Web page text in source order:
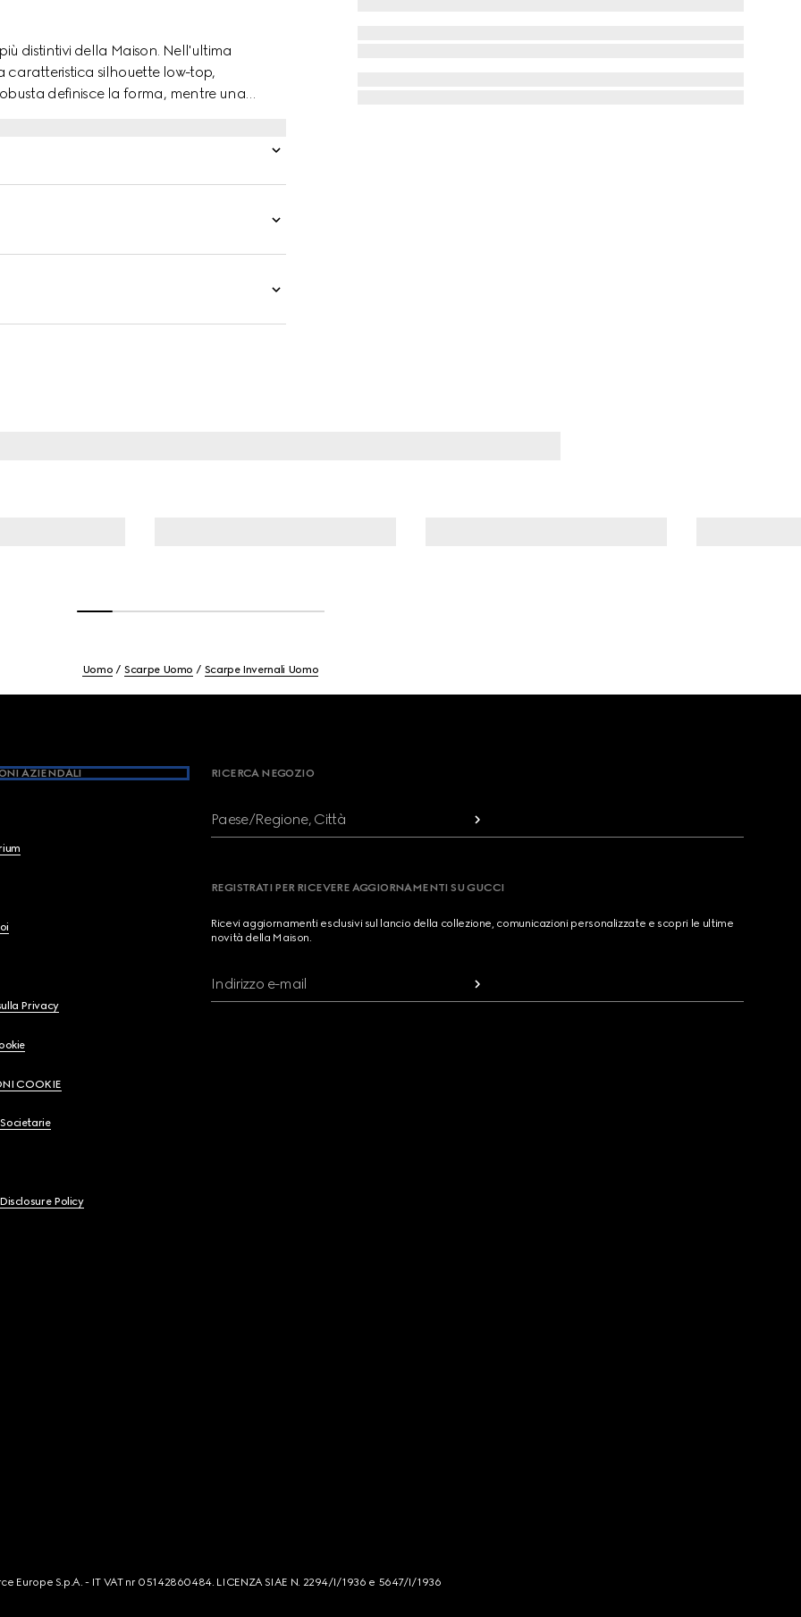
distintivi della Maison. Nell'ultima
caratteristica silhouette low-top,
definisce la forma, mentre una
Uomo Scarpe Uomo Scarpe Invernali Uomo
AZIENDALI
Privacy
COOKIE
Policy
RICERCA NEGOZIO
Paese/Regione, Città
REGISTRATI PER RICEVERE AGGIORNAMENTI SU GUCCI
Ricevi aggiornamenti esclusivi sul lancio della collezione, comunicazioni personalizzate e scopri le ultime
novità della Maison.
Indirizzo e-mail
Europe S.p.A. - IT VAT nr 05142860484. LICENZA SIAE N. 2294/I/1936 e 5647/I/1936